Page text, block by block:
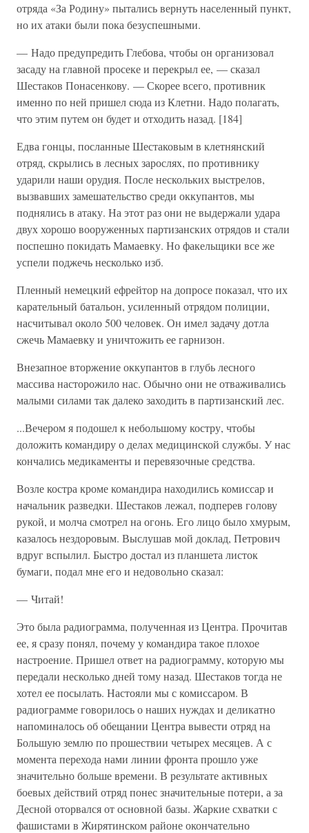
отряда «За Родину» пытались вернуть населенный пункт,
но их атаки были пока безуспешными.
— Надо предупредить Глебова, чтобы он организовал
засаду на главной просеке и перекрыл ее, — сказал
Шестаков Понасенкову. — Скорее всего, противник
именно по ней пришел сюда из Клетни. Надо полагать,
что этим путем он будет и отходить назад. [184]
Едва гонцы, посланные Шестаковым в клетнянский
отряд, скрылись в лесных зарослях, по противнику
ударили наши орудия. После нескольких выстрелов,
вызвавших замешательство среди оккупантов, мы
поднялись в атаку. На этот раз они не выдержали удара
двух хорошо вооруженных партизанских отрядов и стали
поспешно покидать Мамаевку. Но факельщики все же
успели поджечь несколько изб.
Пленный немецкий ефрейтор на допросе показал, что их
карательный батальон, усиленный отрядом полиции,
насчитывал около 500 человек. Он имел задачу дотла
сжечь Мамаевку и уничтожить ее гарнизон.
Внезапное вторжение оккупантов в глубь лесного
массива насторожило нас. Обычно они не отваживались
малыми силами так далеко заходить в партизанский лес.
...Вечером я подошел к небольшому костру, чтобы
доложить командиру о делах медицинской службы. У нас
кончались медикаменты и перевязочные средства.
Возле костра кроме командира находились комиссар и
начальник разведки. Шестаков лежал, подперев голову
рукой, и молча смотрел на огонь. Его лицо было хмурым,
казалось нездоровым. Выслушав мой доклад, Петрович
вдруг вспылил. Быстро достал из планшета листок
бумаги, подал мне его и недовольно сказал:
— Читай!
Это была радиограмма, полученная из Центра. Прочитав
ее, я сразу понял, почему у командира такое плохое
настроение. Пришел ответ на радиограмму, которую мы
передали несколько дней тому назад. Шестаков тогда не
хотел ее посылать. Настояли мы с комиссаром. В
радиограмме говорилось о наших нуждах и деликатно
напоминалось об обещании Центра вывести отряд на
Большую землю по прошествии четырех месяцев. А с
момента перехода нами линии фронта прошло уже
значительно больше времени. В результате активных
боевых действий отряд понес значительные потери, а за
Десной оторвался от основной базы. Жаркие схватки с
фашистами в Жирятинском районе окончательно